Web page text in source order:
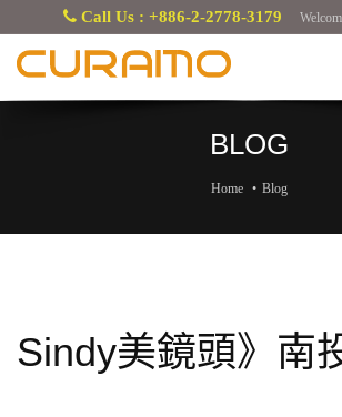
Call Us : +886-2-2778-3179
BLOG
Home Blog
Sindy美鏡頭》南